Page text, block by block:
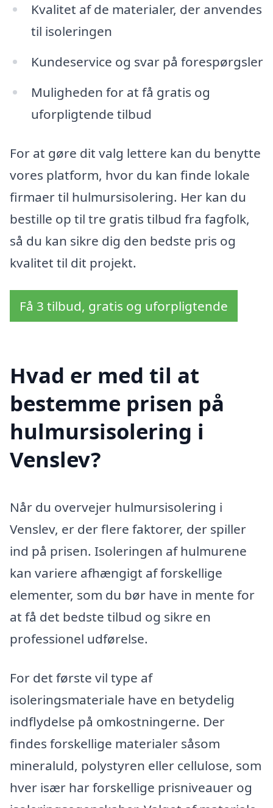
Kvalitet af de materialer, der anvendes
til isoleringen
Kundeservice og svar på forespørgsler
Muligheden for at få gratis og
uforpligtende tilbud
For at gøre dit valg lettere kan du benytte
vores platform, hvor du kan finde lokale
firmaer til hulmursisolering. Her kan du
bestille op til tre gratis tilbud fra fagfolk,
så du kan sikre dig den bedste pris og
kvalitet til dit projekt.
Få 3 tilbud, gratis og uforpligtende
Hvad er med til at
bestemme prisen på
hulmursisolering i
Venslev?
Når du overvejer hulmursisolering i
Venslev, er der flere faktorer, der spiller
ind på prisen. Isoleringen af hulmurene
kan variere afhængigt af forskellige
elementer, som du bør have in mente for
at få det bedste tilbud og sikre en
professionel udførelse.
For det første vil type af
isoleringsmateriale have en betydelig
indflydelse på omkostningerne. Der
findes forskellige materialer såsom
mineraluld, polystyren eller cellulose, som
hver især har forskellige prisniveauer og